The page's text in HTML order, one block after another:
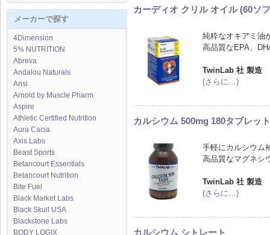
メーカーで探す
4Dimension
5% NUTRITION
Abreva
Andalou Naturals
Ansi
Arnold by Muscle Pharm
Aspire
Athletic Certified Nutrition
Aura Cacia
Axis Labs
Beast Sports
Betancourt Essentials
Betancourt Nutrition
Bite Fuel
Black Market Labs
Black Skull USA
Blackstone Labs
BODY LOGIX
カーディオ クリル オイル (60ソ
純粋なオキアミ油
高品質なEPA、
TwinLab 社 製造
(さらに…)
カルシウム 500mg 180タブレット
手軽にカルシウム
高品質なマグネシ
TwinLab 社 製造
(さらに…)
カルシウム シトレート